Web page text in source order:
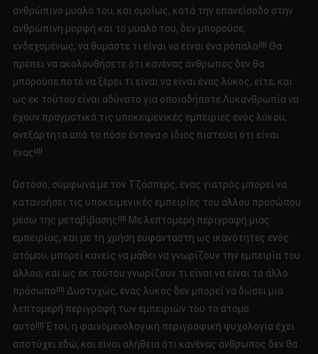
ανθρώπινο μυαλό του, και ομοίως, κατά την επανείσοδο στην
ανθρώπινη μορφή και το μυαλό του, δεν μπορούσε,
ενδεχομένως, να θυμάστε τι είναι να είναι ένα ρόπαλο!!!! Θα
πρέπει να ακολουθήσετε ότι κανένας άνθρωπος δεν θα
μπορούσε ποτέ να ξέρει τι είναι να είναι ένας λύκος, είτε, και
ως εκ τούτου είναι αδύνατο για οποιαδήποτε Λυκανθρωπία να
έχουν πραγματικά τις υποκειμενικές εμπειρίες ενός λύκου,
ανεξάρτητα από το πόσο έντονα ο ίδιος πιστεύει ότι είναι
ένας!!!!
Ωστόσο, σύμφωνα με τον Τζάσπερς, ένας γιατρός μπορεί να
κατανοήσει τις υποκειμενικές εμπειρίες του άλλου προσώπου
μέσω της μεταβίβασης!!!! Με λεπτομερή περιγραφή μιας
εμπειρίας, και με τη χρήση ευφάνταστη ως ικανότητες ενός
ατόμου, μπορεί κανείς να μάθει να γνωρίζουν την εμπειρία του
άλλου, και ως εκ τούτου γνωρίζουν τι είναι να είναι το άλλο
πρόσωπο!!!! Δυστυχώς, ένας λύκος δεν μπορεί να δώσει μια
λεπτομερή περιγραφή των εμπειριών του το άτομο
αυτό!!!! Έτσι, η φαινομενολογική περιγραφική ψυχολογία έχει
αποτύχει εδώ, και είναι αλήθεια ότι κανένας άνθρωπος δεν θα